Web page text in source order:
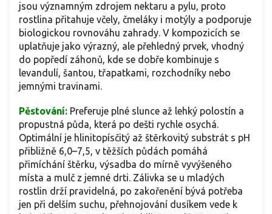
jsou významným zdrojem nektaru a pylu, proto
rostlina přitahuje včely, čmeláky i motýly a podporuje
biologickou rovnováhu zahrady. V kompozicích se
uplatňuje jako výrazný, ale přehledný prvek, vhodný
do popředí záhonů, kde se dobře kombinuje s
levandulí, šantou, třapatkami, rozchodníky nebo
jemnými travinami.
Pěstování: Preferuje plné slunce až lehký polostín a
propustná půda, která po dešti rychle osychá.
Optimální je hlinitopísčitý až štěrkovitý substrát s pH
přibližně 6,0–7,5, v těžších půdách pomáhá
přimíchání štěrku, výsadba do mírně vyvýšeného
místa a mulč z jemné drti. Zálivka se u mladých
rostlin drží pravidelná, po zakořenění bývá potřeba
jen při delším suchu, přehnojování dusíkem vede k